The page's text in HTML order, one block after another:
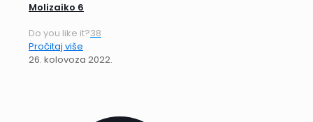
Molizaiko 6
Do you like it?38
Pročitaj više
26. kolovoza 2022.